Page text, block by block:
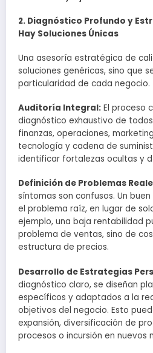
2. Diagnóstico Profundo y
Hay Soluciones Únicas
Una asesoría estratégica de
soluciones genéricas, sino que
particularidad de cada negocio.
Auditoría Integral: El proceso
diagnóstico exhaustivo de
finanzas, operaciones,
tecnología y cadena de
identificar fortalezas ocultas y
Definición de Problemas
síntomas son confusos. Un
el problema raíz, en lugar de
ejemplo, una baja rentabilidad
problema de ventas, sino de
estructura de precios.
Desarrollo de Estrategias
diagnóstico claro, se diseñan
específicos y adaptados a la
objetivos del negocio. Esto
expansión, diversificación de
procesos o incursión en nuevos